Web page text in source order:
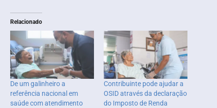
Relacionado
De um galinheiro a
referência nacional em
saúde com atendimento
Contribuinte pode ajudar a
OSID através da declaração
do Imposto de Renda